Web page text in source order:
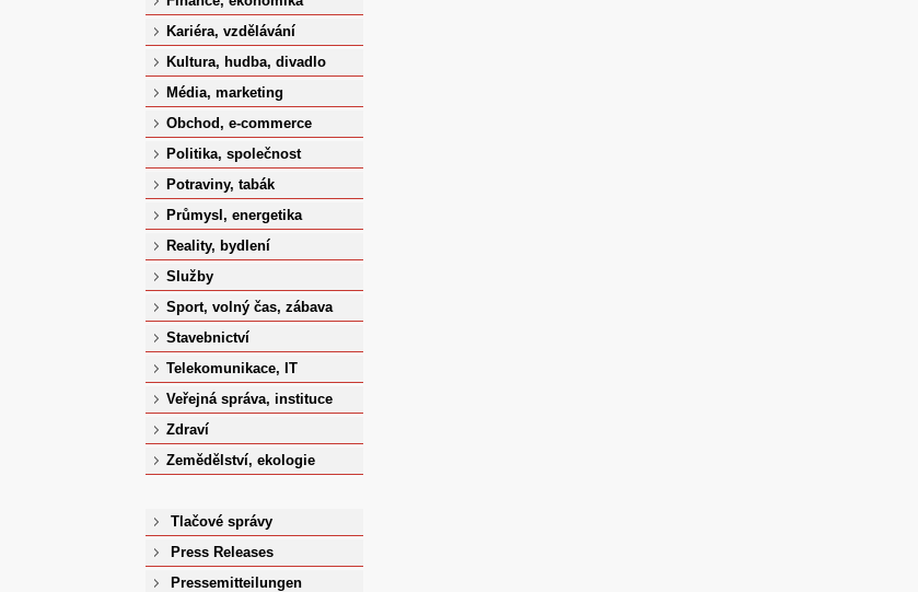
Kariéra, vzdělávání
Kultura, hudba, divadlo
Média, marketing
Obchod, e-commerce
Politika, společnost
Potraviny, tabák
Průmysl, energetika
Reality, bydlení
Služby
Sport, volný čas, zábava
Stavebnictví
Telekomunikace, IT
Veřejná správa, instituce
Zdraví
Zemědělství, ekologie
Tlačové správy
Press Releases
Pressemitteilungen